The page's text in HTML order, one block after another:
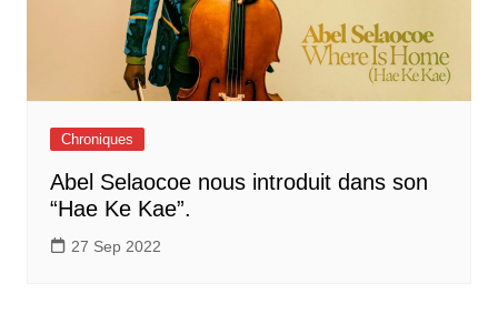
Chroniques
Abel Selaocoe nous introduit dans son
“Hae Ke Kae”.
27 Sep 2022